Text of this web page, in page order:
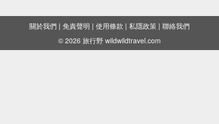
關於我們 | 免責聲明 | 使用條款 | 私隱政策 | 聯絡我們
© 2026 旅行野 wildwildtravel.com